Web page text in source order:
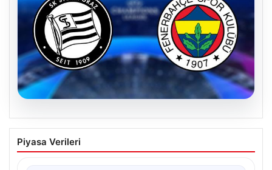
07.08.2026
Sturm Graz-Fenerbahçe maçı ne
zaman? Saat kaçta? Hangi kanalda?
Piyasa Verileri